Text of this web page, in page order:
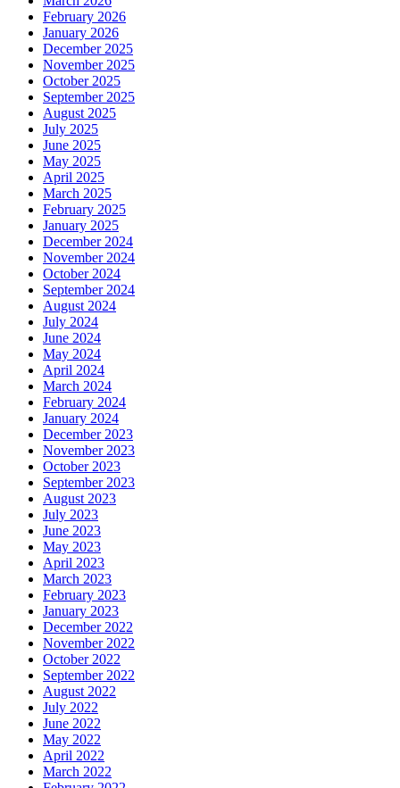
February 2026
January 2026
December 2025
November 2025
October 2025
September 2025
August 2025
July 2025
June 2025
May 2025
April 2025
March 2025
February 2025
January 2025
December 2024
November 2024
October 2024
September 2024
August 2024
July 2024
June 2024
May 2024
April 2024
March 2024
February 2024
January 2024
December 2023
November 2023
October 2023
September 2023
August 2023
July 2023
June 2023
May 2023
April 2023
March 2023
February 2023
January 2023
December 2022
November 2022
October 2022
September 2022
August 2022
July 2022
June 2022
May 2022
April 2022
March 2022